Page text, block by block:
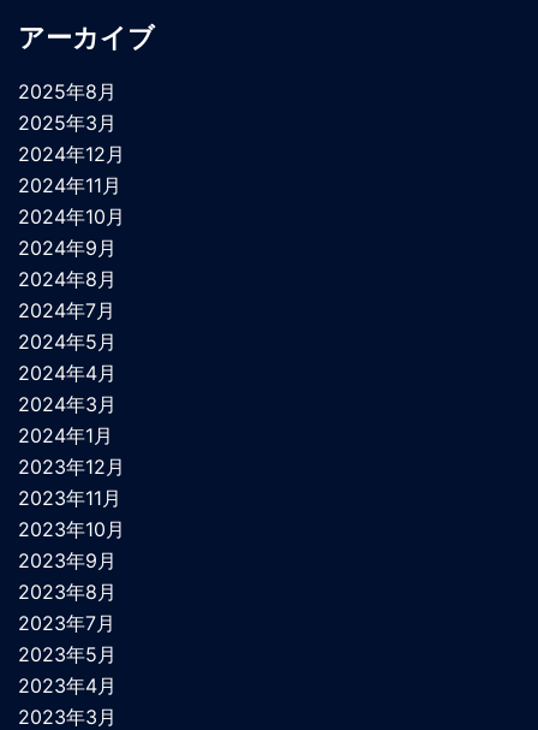
アーカイブ
2025年8月
2025年3月
2024年12月
2024年11月
2024年10月
2024年9月
2024年8月
2024年7月
2024年5月
2024年4月
2024年3月
2024年1月
2023年12月
2023年11月
2023年10月
2023年9月
2023年8月
2023年7月
2023年5月
2023年4月
2023年3月